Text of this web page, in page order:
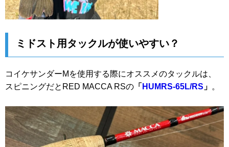
ミドスト用タックルが使いやすい？
コイケサンダーMを使用する際にオススメのタックルは、
スピニングだとRED MACCA RSの 「 HUMRS-65L/RS 」 。